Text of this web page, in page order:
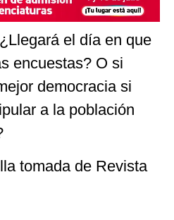
el día en que
encuestas? O si
democracia si
a la población
tomada de Revista